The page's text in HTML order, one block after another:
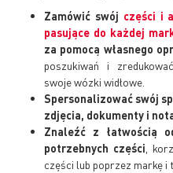
Zamówić swój części i
pasujące do każdej
za pomocą własnego
poszukiwań i
swoje wózki widłowe.
Spersonalizować swój
zdjęcia, dokumenty i
Znaleźć z łatwością
potrzebnych części ,
części lub poprzez markę i